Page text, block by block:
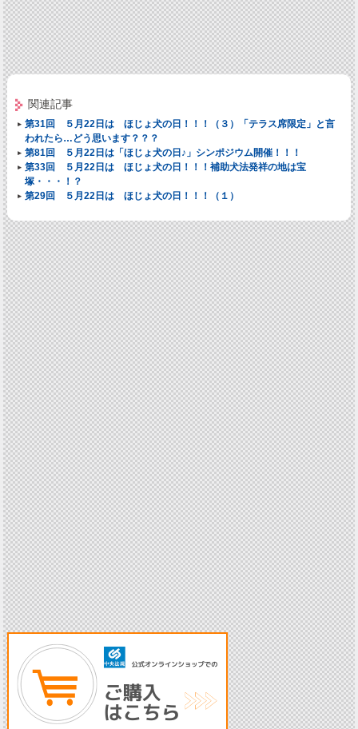
関連記事
第31回 ５月22日は ほじょ犬の日！！！（３）「テラス席限定」と言
われたら…どう思います？？？
第81回 ５月22日は「ほじょ犬の日♪」シンポジウム開催！！！
第33回 ５月22日は ほじょ犬の日！！！補助犬法発祥の地は宝
塚・・・！？
第29回 ５月22日は ほじょ犬の日！！！（１）